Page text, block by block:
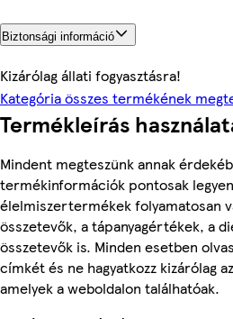
Biztonsági információ
Kizárólag állati fogyasztásra!
Kategória összes termékének
Termékleírás
Mindent megteszünk annak
termékinformációk pontosak
élelmiszertermékek folyamatosan
összetevők, a tápanyagértékek, a
összetevők is. Minden esetben
címkét és ne hagyatkozz kizárólag
amelyek a weboldalon találhatóak.